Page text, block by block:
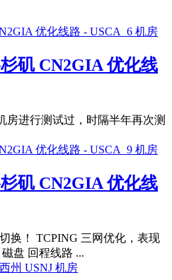
矶 CN2GIA 优化线
房进行测试过，时隔半年再次测
矶 CN2GIA 优化线
换！ TCPING 三网优化，表现
盘 回程线路 ...